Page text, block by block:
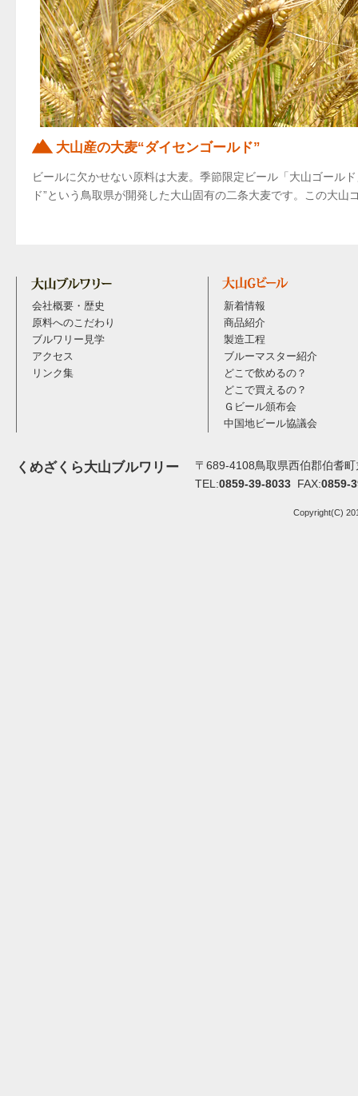
大山産の大麦“ダイセンゴールド”
ビールに欠かせない原料は大麦。季節限定ビール「大山ゴール
ド”という鳥取県が開発した大山固有の二条大麦です。この大
会社概要・歴史
原料へのこだわり
ブルワリー見学
アクセス
リンク集
新着情報
商品紹介
製造工程
ブルーマスター紹介
どこで飲めるの？
どこで買えるの？
Ｇビール頒布会
中国地ビール協議会
くめざくら大山ブルワリー
〒689-4108鳥取県西伯郡伯耆
TEL:0859-39-8033 FAX:0859-
Copyright(C)